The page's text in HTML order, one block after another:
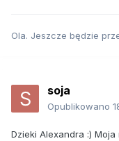
Ola. Jeszcze będzie
soja
Opublikowano
Dzieki Alexandra :)